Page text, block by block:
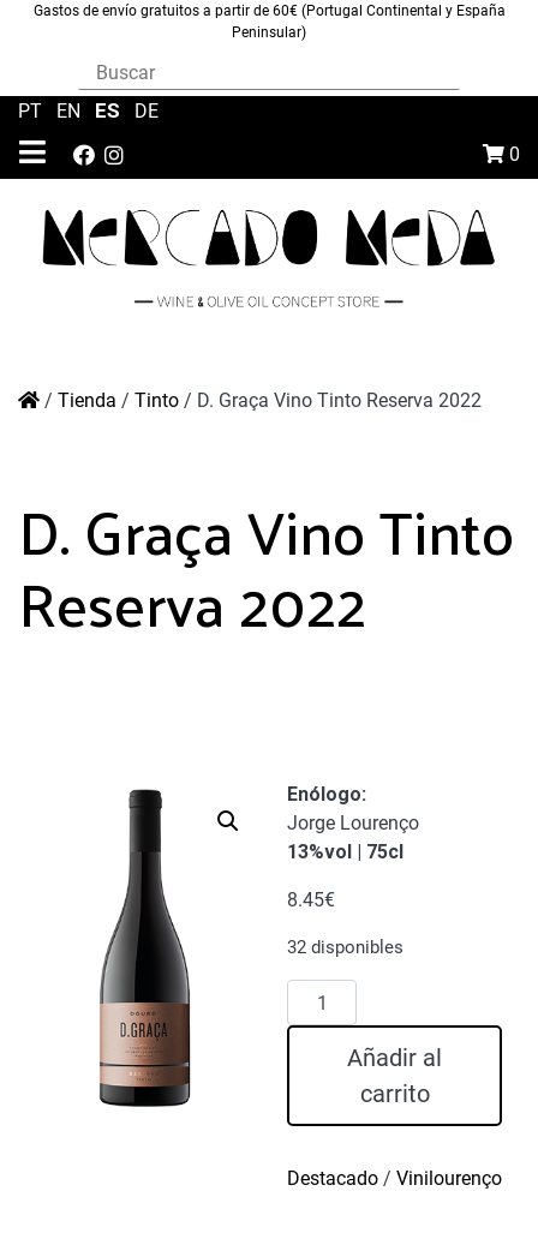
Gastos de envío gratuitos a partir de 60€ (Portugal Continental y España
Peninsular)
0
PT EN ES DE
/ Tienda / Tinto / D. Graça Vino Tinto Reserva 2022
D. Graça Vino Tinto
Reserva 2022
Enólogo:
Jorge Lourenço
13%vol | 75cl
8.45€
32 disponibles
Graça
cantidad
Añadir al
carrito
Destacado / Vinilourenço